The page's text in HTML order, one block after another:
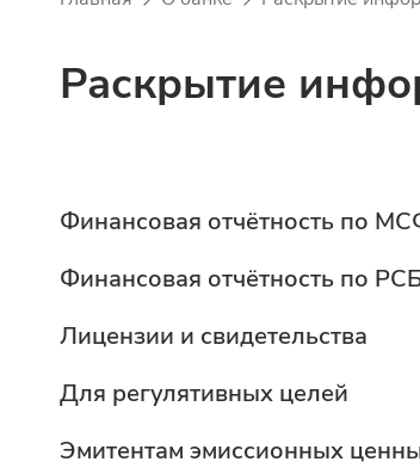
Раскрытие
Финансовая отчётность по
Финансовая отчётность по
Лицензии и свидетельства
Для регулятивных целей
Эмитентам эмиссионных